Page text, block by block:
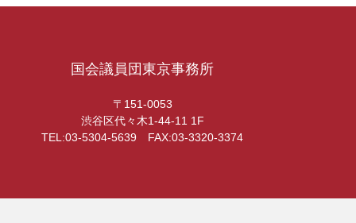
国会議員団東京事務所
〒151-0053
渋谷区代々木1-44-11 1F
TEL:03-5304-5639 FAX:03-3320-3374